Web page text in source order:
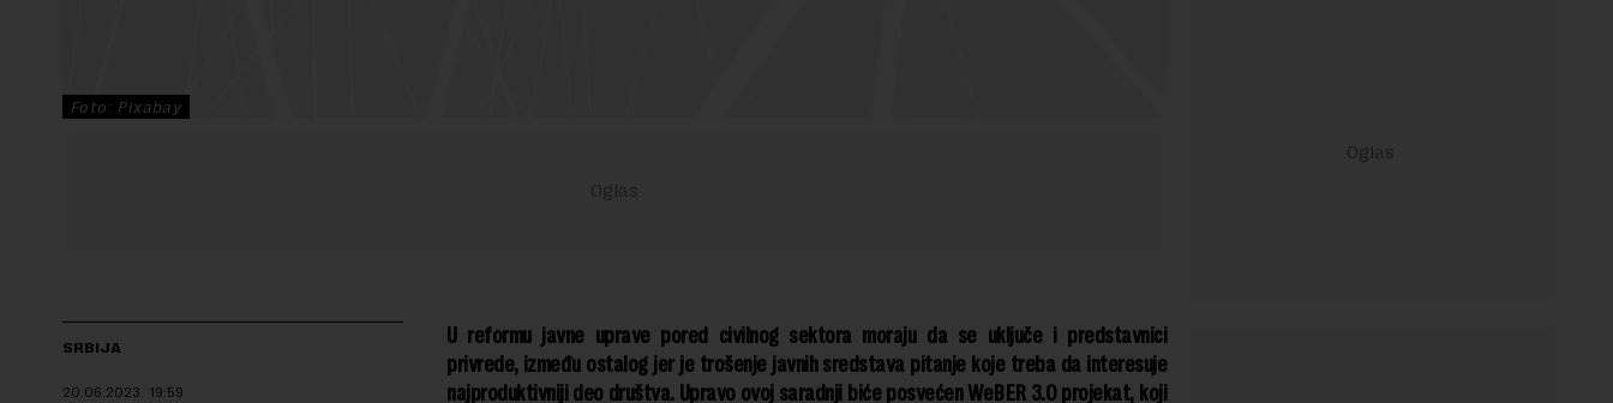
Foto: Pixabay
SRBIJA
20.06.2023. 19:59
U reformu javne uprave pored civilnog sektora moraju da se uključe i predstavnici
privrede, između ostalog jer je trošenje javnih sredstava pitanje koje treba da interesuje
najproduktivniji deo društva. Upravo ovoj saradnji biće posvećen WeBER 3.0 projekat, koji